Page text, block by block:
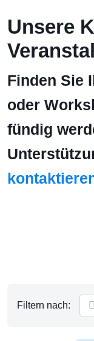
Unsere
Finden Sie
oder
fündig
Filtern nach: